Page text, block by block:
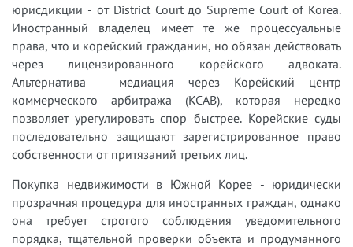
юрисдикции - от District Court до Supreme Court of Korea.
Иностранный владелец имеет те же процессуальные
права, что и корейский гражданин, но обязан действовать
через лицензированного корейского адвоката.
Альтернатива - медиация через Корейский центр
коммерческого арбитража (KCAB), которая нередко
позволяет урегулировать спор быстрее. Корейские суды
последовательно защищают зарегистрированное право
собственности от притязаний третьих лиц.
Покупка недвижимости в Южной Корее - юридически
прозрачная процедура для иностранных граждан, однако
она требует строгого соблюдения уведомительного
порядка, тщательной проверки объекта и продуманного